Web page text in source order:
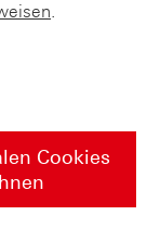
.
Cookies